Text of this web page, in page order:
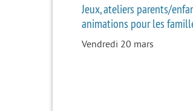
Jeux, ateliers parents/
animations pour les
Vendredi 20 mars